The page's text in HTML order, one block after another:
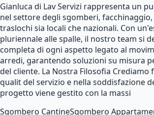
Gianluca di Lav Servizi rappresenta un
nel settore degli sgomberi,
traslochi sia locali che nazionali. Con
pluriennale alle spalle, il nostro team si
completa di ogni aspetto legato al
arredi, garantendo soluzioni su misura
del cliente. La Nostra Filosofia Crediamo
qualit del servizio e nella soddisfazione
progetto viene gestito con la massi
Sgombero CantineSgombero